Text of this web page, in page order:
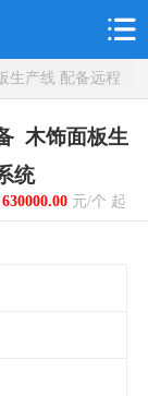
生产线 配备远程
木饰面板生
统
630000.00元/个 起